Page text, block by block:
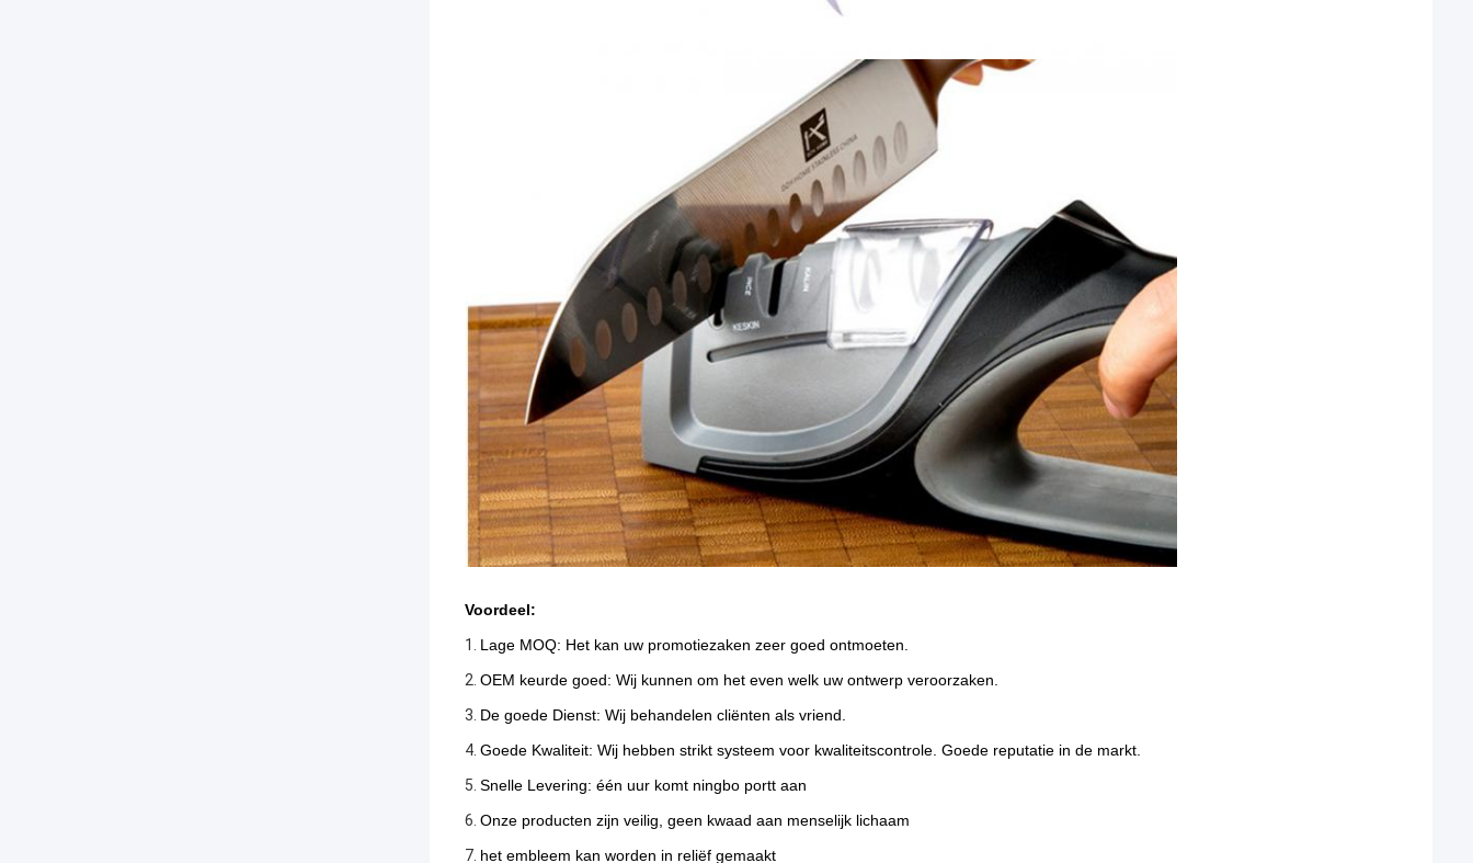
Voordeel:
1. Lage MOQ: Het kan uw promotiezaken zeer goed ontmoeten.
2. OEM keurde goed: Wij kunnen om het even welk uw ontwerp veroorzaken.
3. De goede Dienst: Wij behandelen cliënten als vriend.
4. Goede Kwaliteit: Wij hebben strikt systeem voor kwaliteitscontrole. Goede reputatie in de markt.
5. Snelle Levering: één uur komt ningbo portt aan
6. Onze producten zijn veilig, geen kwaad aan menselijk lichaam
7. het embleem kan worden in reliëf gemaakt